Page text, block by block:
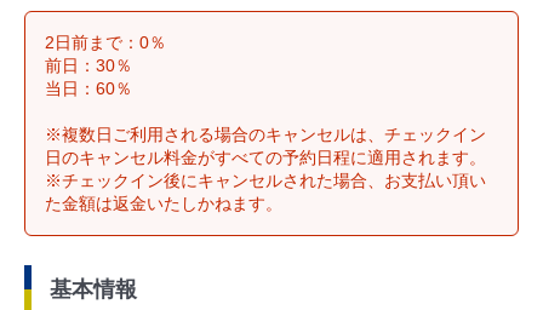
2日前まで：0％
前日：30％
当日：60％
※複数日ご利用される場合のキャンセルは、チェックイン
日のキャンセル料金がすべての予約日程に適用されます。
※チェックイン後にキャンセルされた場合、お支払い頂い
た金額は返金いたしかねます。
基本情報